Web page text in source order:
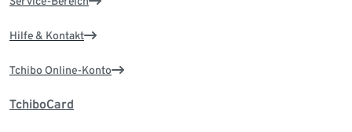
Hilfe & Kontakt
Tchibo Online-Konto
TchiboCard